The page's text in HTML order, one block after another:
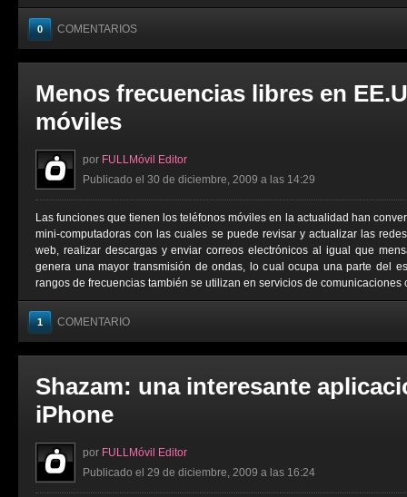
0 COMENTARIOS
Menos frecuencias libres en
móviles
por FULLMóvil Editor
Publicado el 30 de diciembre, 2009 a las 14:29
Las funciones que tienen los teléfonos móviles en la actualidad han
mini-computadoras con las cuales se puede revisar y actualizar las
web, realizar descargas y enviar correos electrónicos al igual que
genera una mayor transmisión de ondas, lo cual ocupa una parte del
rangos de frecuencias también se utilizan en servicios de comunicaciones
1 COMENTARIO
Shazam: una interesante
iPhone
por FULLMóvil Editor
Publicado el 29 de diciembre, 2009 a las 16:24